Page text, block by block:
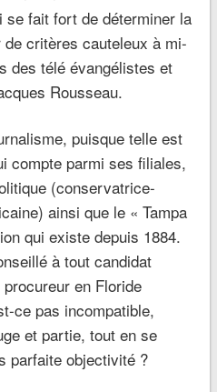
se fait fort de déterminer la
critères cauteleux à mi-
des télé évangélistes et
Rousseau.
puisque telle est
compte parmi ses filiales,
(conservatrice-
ainsi que le « Tampa
qui existe depuis 1884.
à tout candidat
en Floride
ce pas incompatible,
et partie, tout en se
parfaite objectivité ?